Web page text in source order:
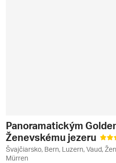
Panoramatickým
Ženevskému jezeru
Švajčiarsko, Bern, Luzern, Vaud,
Mürren